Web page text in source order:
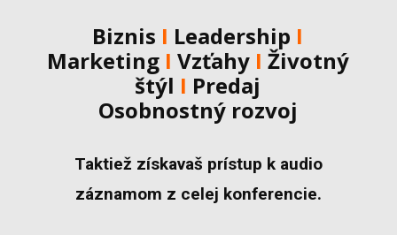
Biznis Ι Leadership Ι
Marketing Ι Vzťahy Ι Životný
štýl Ι Predaj
Osobnostný rozvoj
Taktiež získavaš prístup k audio
záznamom z celej konferencie.